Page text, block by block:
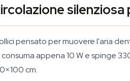
pensato per muovere l'aria
appena 10 W e spinge
cm.